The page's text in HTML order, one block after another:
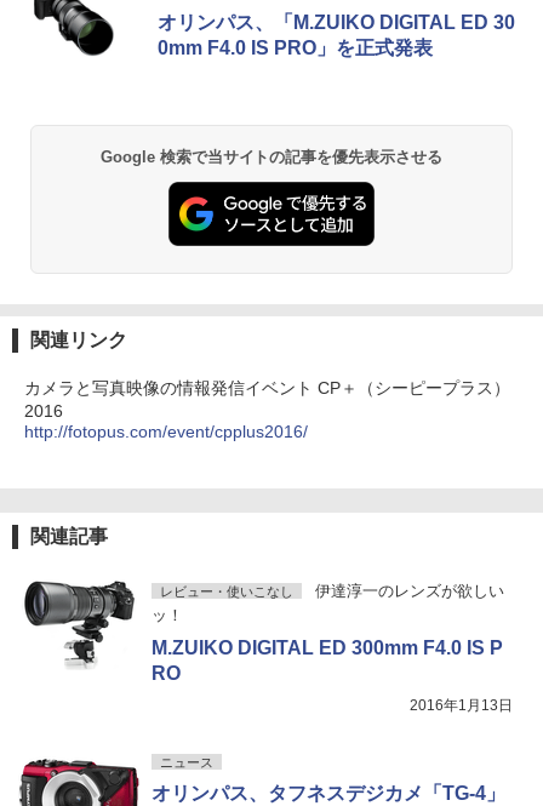
オリンパス、「M.ZUIKO DIGITAL ED 30
0mm F4.0 IS PRO」を正式発表
Google 検索で当サイトの記事を優先表示させる
関連リンク
カメラと写真映像の情報発信イベント CP＋（シーピープラス）
2016
http://fotopus.com/event/cpplus2016/
関連記事
レビュー・使いこなし
伊達淳一のレンズが欲しい
ッ！
M.ZUIKO DIGITAL ED 300mm F4.0 IS P
RO
2016年1月13日
ニュース
オリンパス、タフネスデジカメ「TG-4」